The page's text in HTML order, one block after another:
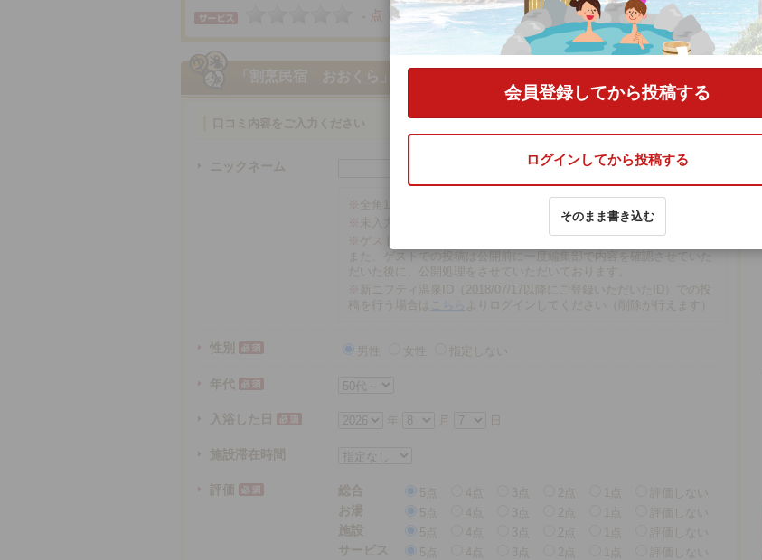
- 点
- 点
「割烹民宿 おおくら」
ニックネーム
※ 全角16文字以内
※
※ゲストでの投稿は、再編集や削除ができませんので注意ください。
また、ゲストでの投稿は公開前に一度編集部で内容を確認させていた
だいた後に、公開処理をさせていただいております。
※ 新ニフティ温泉ID（2018/07/17以降にご登録いただいたID）での投
稿を行う場合は
こちら よりログインしてください（削除が行えます）
性別 男性 女性 指定しない
年代
入浴した日 年
施設滞在時間
評価 総合 5点 3点 2点 1点
評価しない
お湯
5点 3点 2点 1点
評価しない
施設
5点 3点 2点 1点
評価しない
サービス
5点 3点 2点 1点
評価しない
会員登録してから投稿する
ログインしてから投稿する
そのまま書き込む